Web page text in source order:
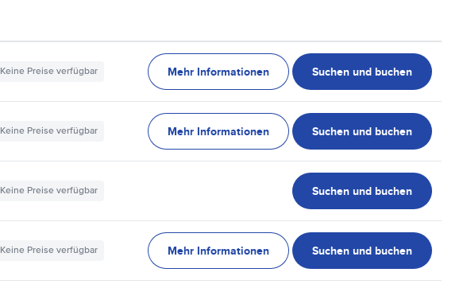
Keine Preise verfügbar Mehr Informationen Suchen und buchen
Keine Preise verfügbar Mehr Informationen Suchen und buchen
Keine Preise verfügbar Suchen und buchen
Keine Preise verfügbar Mehr Informationen Suchen und buchen